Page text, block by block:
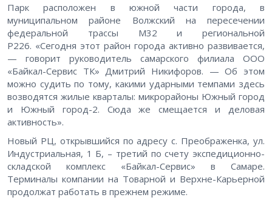
Парк расположен в южной части города, в
муниципальном районе Волжский на пересечении
федеральной трассы М32 и региональной
Р226. «Сегодня этот район города активно развивается,
— говорит руководитель самарского филиала ООО
«Байкал-Сервис ТК» Дмитрий Никифоров. — Об этом
можно судить по тому, какими ударными темпами здесь
возводятся жилые кварталы: микрорайоны Южный город
и Южный город-2. Сюда же смещается и деловая
активность».
Новый РЦ, открывшийся по адресу с. Преображенка, ул.
Индустриальная, 1 Б, – третий по счету экспедиционно-
складской комплекс «Байкал-Сервис» в Самаре.
Терминалы компании на Товарной и Верхне-Карьерной
продолжат работать в прежнем режиме.